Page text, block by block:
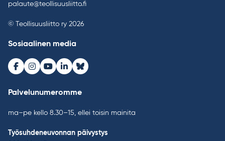
palaute@teollisuusliitto.fi
© Teollisuusliitto ry 2026
Sosiaalinen media
Facebook
Instagram
Youtube
LinkedInBluesky
Palvelunumeromme
ma–pe kello 8.30–15, ellei toisin mainita
Työsuhdeneuvonnan päivystys